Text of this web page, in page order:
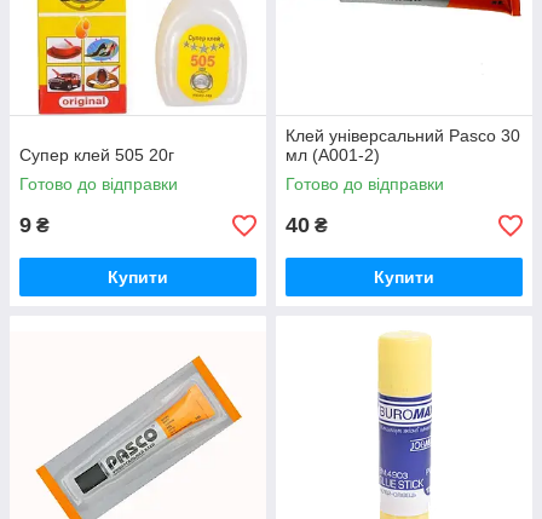
Супер клей 505 20г
Готово до відправки
9 ₴
Купити
Клей універсальний Pasco 30
мл (A001-2)
Готово до відправки
40 ₴
Купити